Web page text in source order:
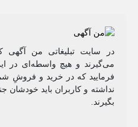
در سایت تبلیغاتی من آگهی
می‌گیرند و هیچ واسطه‌ای در
فرمایید که در خرید و فروشِ
نداشته و کاربران باید خودشان
بگیرند.